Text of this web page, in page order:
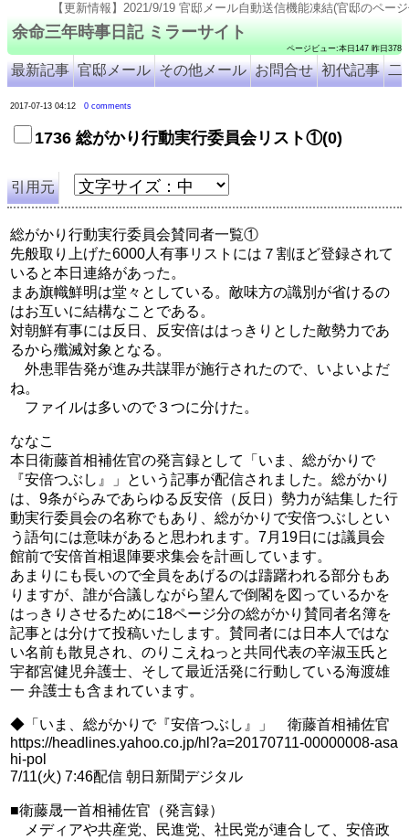
余命三年時事日記 ミラーサイト
ページビュー:本日147 昨日378
最新記事 官邸メール その他メール お問合せ 初代記事 二
2017-07-13 04:12 0 comments
1736 総がかり行動実行委員会リスト①(0)
引用元
総がかり行動実行委員会賛同者一覧①
先般取り上げた6000人有事リストには７割ほど登録されて
いると本日連絡があった。
まあ旗幟鮮明は堂々としている。敵味方の識別が省けるの
はお互いに結構なことである。
対朝鮮有事には反日、反安倍ははっきりとした敵勢力であ
るから殲滅対象となる。
外患罪告発が進み共謀罪が施行されたので、いよいよだ
ね。
ファイルは多いので３つに分けた。
ななこ
本日衛藤首相補佐官の発言録として「いま、総がかりで
『安倍つぶし』」という記事が配信されました。総がかり
は、9条がらみであらゆる反安倍（反日）勢力が結集した行
動実行委員会の名称でもあり、総がかりで安倍つぶしとい
う語句には意味があると思われます。7月19日には議員会
館前で安倍首相退陣要求集会を計画しています。
あまりにも長いので全員をあげるのは躊躇われる部分もあ
りますが、誰が合議しながら望んで倒閣を図っているかを
はっきりさせるために18ページ分の総がかり賛同者名簿を
記事とは分けて投稿いたします。賛同者には日本人ではな
い名前も散見され、のりこえねっと共同代表の辛淑玉氏と
宇都宮健児弁護士、そして最近活発に行動している海渡雄
一 弁護士も含まれています。
◆「いま、総がかりで『安倍つぶし』」 衛藤首相補佐官
https://headlines.yahoo.co.jp/hl?a=20170711-00000008-asa
hi-pol
7/11(火) 7:46配信 朝日新聞デジタル
■衛藤晟一首相補佐官（発言録）
メディアや共産党、民進党、社民党が連合して、安倍政
【更新情報】2021/9/19 官邸メール自動送信機能凍結(官邸のページ仕様